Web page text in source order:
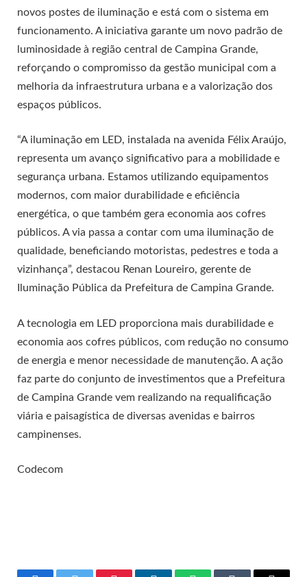
novos postes de iluminação e está com o sistema em
funcionamento. A iniciativa garante um novo padrão de
luminosidade à região central de Campina Grande,
reforçando o compromisso da gestão municipal com a
melhoria da infraestrutura urbana e a valorização dos
espaços públicos.
“A iluminação em LED, instalada na avenida Félix Araújo,
representa um avanço significativo para a mobilidade e
segurança urbana. Estamos utilizando equipamentos
modernos, com maior durabilidade e eficiência
energética, o que também gera economia aos cofres
públicos. A via passa a contar com uma iluminação de
qualidade, beneficiando motoristas, pedestres e toda a
vizinhança”, destacou Renan Loureiro, gerente de
Iluminação Pública da Prefeitura de Campina Grande.
A tecnologia em LED proporciona mais durabilidade e
economia aos cofres públicos, com redução no consumo
de energia e menor necessidade de manutenção. A ação
faz parte do conjunto de investimentos que a Prefeitura
de Campina Grande vem realizando na requalificação
viária e paisagística de diversas avenidas e bairros
campinenses.
Codecom